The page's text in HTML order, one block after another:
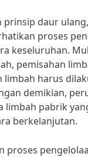
prinsip daur
proses
keseluruhan.
pemisahan
limbah harus
demikian,
limbah pabrik
berkelanjutan.
proses